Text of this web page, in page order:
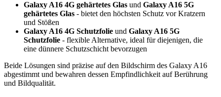
Galaxy A16 4G gehärtetes Glas und Galaxy A16 5G
gehärtetes Glas - bietet den höchsten Schutz vor Kratzern
und Stößen
Galaxy A16 4G Schutzfolie und Galaxy A16 5G
Schutzfolie - flexible Alternative, ideal für diejenigen, die
eine dünnere Schutzschicht bevorzugen
Beide Lösungen sind präzise auf den Bildschirm des Galaxy A16
abgestimmt und bewahren dessen Empfindlichkeit auf Berührung
und Bildqualität.